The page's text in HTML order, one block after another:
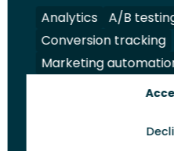
Volg
ons
op
LinkedIn
Volg
ons
op
Facebook
Volg
ons
op
YouTube
Volg
ons
op
Juridisch Security
Toekomstmakers
Analytics
A/B
Conversion tracking
Marketing